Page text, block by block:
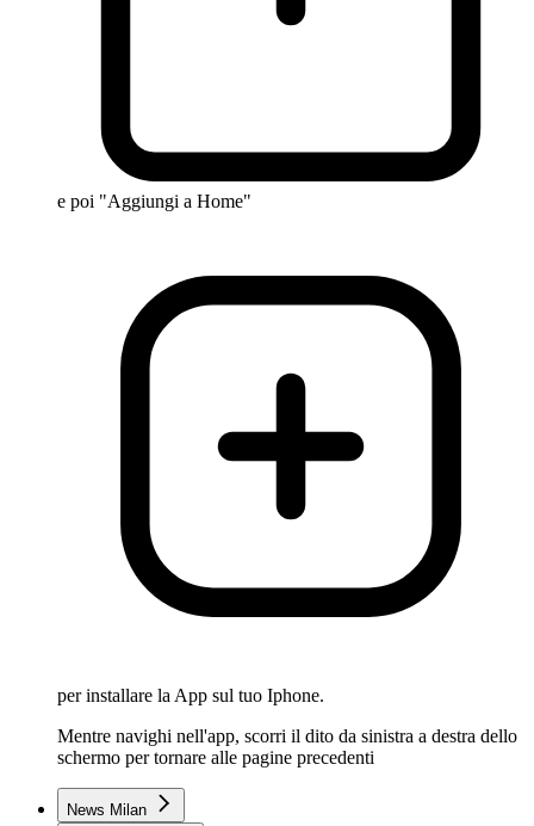
e poi "Aggiungi a Home"
per installare la App sul tuo Iphone.
Mentre navighi nell'app, scorri il dito da sinistra a destra dello
schermo per tornare alle pagine precedenti
News Milan